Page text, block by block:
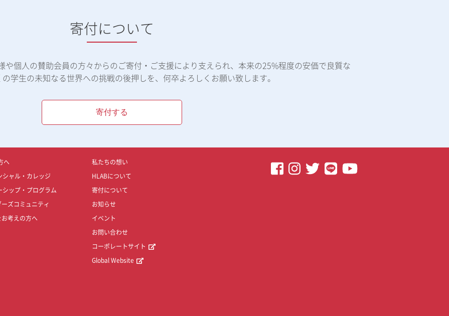
寄付について
や個人の賛助会員の方々からのご寄付・ご支援により支えられ、本来の25%程度の安価で良質な
学生の未知なる世界への挑戦の後押しを、何卒よろしくお願い致します。
寄付する
へ
シャル・カレッジ
シップ・プログラム
ーズコミュニティ
お考えの方へ
私たちの想い
HLABについて
寄付について
お知らせ
イベント
お問い合わせ
コーポレートサイト
Global Website